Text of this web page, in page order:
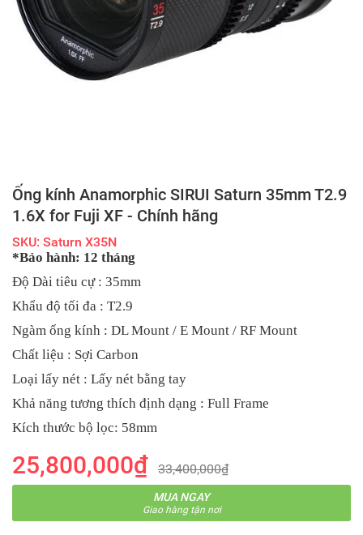
Ống kính Anamorphic SIRUI Saturn 35mm T2.9
1.6X for Fuji XF - Chính hãng
SKU: Saturn X35N
*Bảo hành: 12 tháng
Độ Dài tiêu cự : 35mm
Khẩu độ tối đa : T2.9
Ngàm ống kính : DL Mount / E Mount / RF Mount
Chất liệu : Sợi Carbon
Loại lấy nét : Lấy nét bằng tay
Khả năng tương thích định dạng : Full Frame
Kích thước bộ lọc: 58mm
25,800,000₫ 33,400,000₫
MUA NGAY
Giao hàng tận nơi